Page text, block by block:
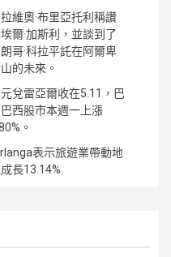
維奧·布里亞托利稱讚
爾·加斯利，並談到了
哥·科拉平託在阿爾卑
的未來。
兌雷亞爾收在5.11，巴
西股市本週一上漲
。
表示旅遊業帶動地
長13.14%